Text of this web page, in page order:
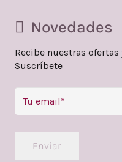
Novedades
Recibe nuestras
Suscríbete
Enviar